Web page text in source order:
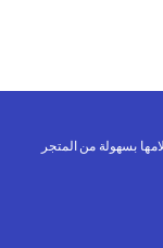
بسهولة من المتجر